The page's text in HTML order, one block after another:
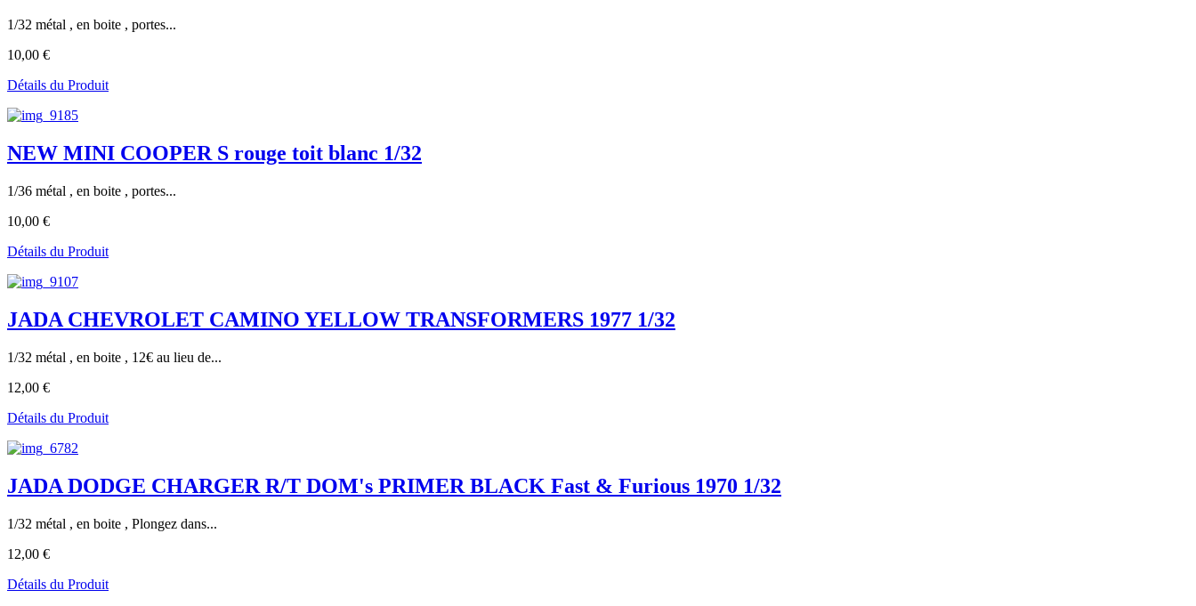
1/32 métal , en boite , portes...
10,00 €
Détails du Produit
NEW MINI COOPER S rouge toit blanc 1/32
1/36 métal , en boite , portes...
10,00 €
Détails du Produit
JADA CHEVROLET CAMINO YELLOW TRANSFORMERS 1977 1/32
1/32 métal , en boite , 12€ au lieu de...
12,00 €
Détails du Produit
JADA DODGE CHARGER R/T DOM's PRIMER BLACK Fast & Furious 1970 1/32
1/32 métal , en boite , Plongez dans...
12,00 €
Détails du Produit